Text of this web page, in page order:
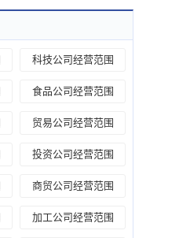
科技公司经营范围
食品公司经营范围
贸易公司经营范围
投资公司经营范围
商贸公司经营范围
加工公司经营范围